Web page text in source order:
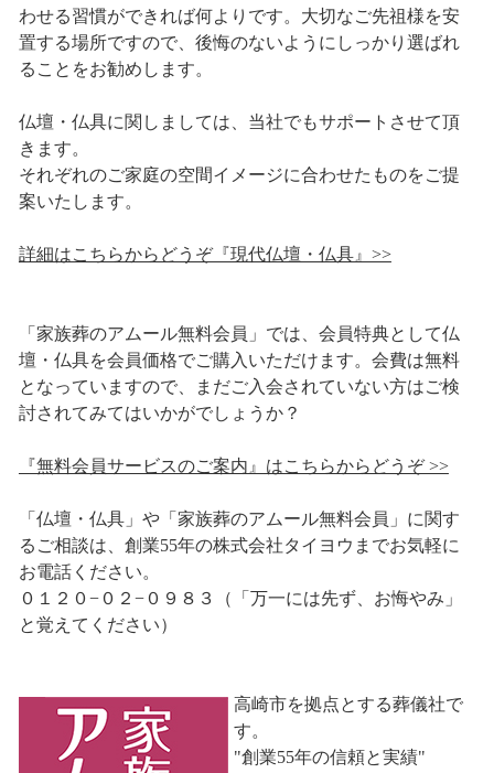
わせる習慣ができれば何よりです。大切なご先祖様を安
置する場所ですので、後悔のないようにしっかり選ばれ
ることをお勧めします。
仏壇・仏具に関しましては、当社でもサポートさせて頂
きます。
それぞれのご家庭の空間イメージに合わせたものをご提
案いたします。
詳細はこちらからどうぞ『現代仏壇・仏具』>>
「家族葬のアムール無料会員」では、会員特典として仏
壇・仏具を会員価格でご購入いただけます。会費は無料
となっていますので、まだご入会されていない方はご検
討されてみてはいかがでしょうか？
『無料会員サービスのご案内』はこちらからどうぞ >>
「仏壇・仏具」や「家族葬のアムール無料会員」に関す
るご相談は、創業55年の株式会社タイヨウまでお気軽に
お電話ください。
０１２０−０２−０９８３（「万一には先ず、お悔やみ」
と覚えてください）
高崎市を拠点とする葬儀社で
す。
"創業55年の信頼と実績"